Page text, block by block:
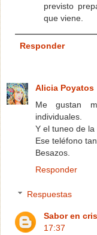
previsto
que viene.
Responder
Alicia Poyatos
Me gustan
individuales.
Y el tuneo de la
Ese teléfono
Besazos.
Responder
Respuestas
Sabor en
17:37